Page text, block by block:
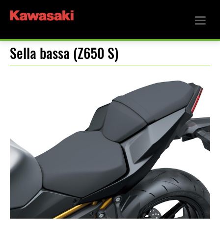
Sella bassa (Z650 S)